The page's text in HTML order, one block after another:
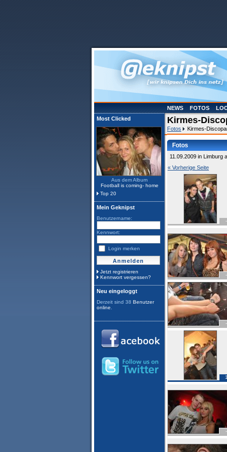
NEWS FOTOS
Most Clicked
Aus dem Album
Football is coming- home
Top 20
Mein Geknipst
Benutzername:
Kennwort:
Login merken
Jetzt registrieren
Kennwort vergessen?
Neu eingeloggt
Derzeit sind 38 Benutzer
online
Kirmes-
Fotos Kirmes-
Fotos
11.09.2009 in Limburg
« Vorherige Seite
-
-
-
1
-